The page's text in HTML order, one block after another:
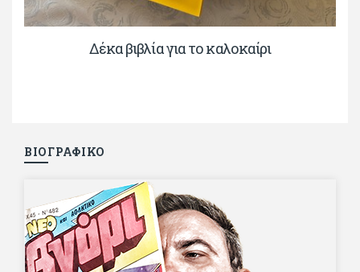
Δέκα βιβλία για το καλοκαίρι
ΒΙΟΓΡΑΦΙΚΟ